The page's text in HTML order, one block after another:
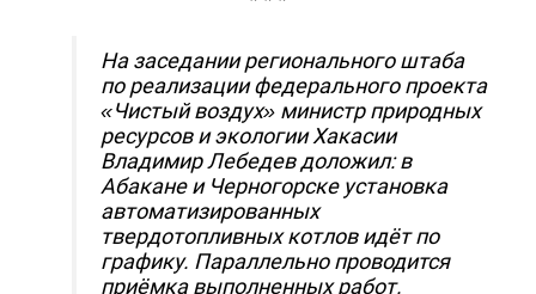
На заседании регионального штаба
по реализации федерального проекта
«Чистый воздух» министр природных
ресурсов и экологии Хакасии
Владимир Лебедев доложил: в
Абакане и Черногорске установка
автоматизированных
твердотопливных котлов идёт по
графику. Параллельно проводится
приёмка выполненных работ.